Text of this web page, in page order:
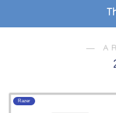
―
Razer